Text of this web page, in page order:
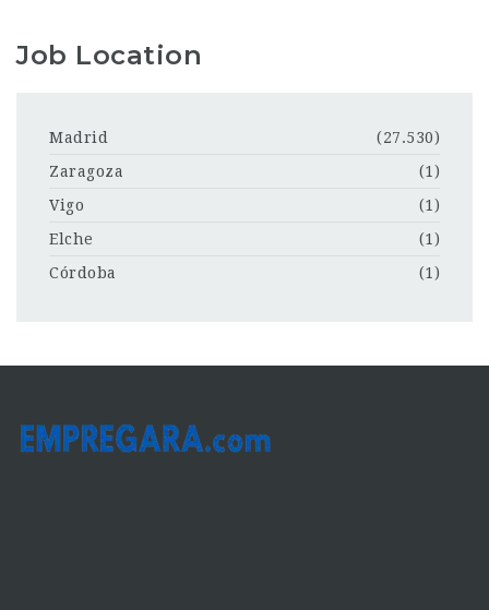
Job Location
Madrid
(27.530)
Zaragoza
(1)
Vigo
(1)
Elche
(1)
Córdoba
(1)